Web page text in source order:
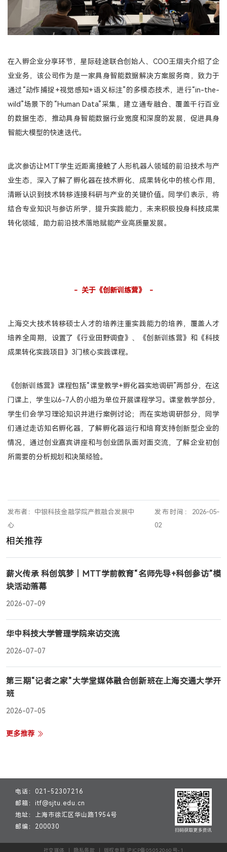
在入孵企业分享环节，星际硅途联合创始人、COO王熠夫介绍了企
业业务，该公司作为是一家具身智能数据解决方案服务商，致力于
通过“动作捕捉+视觉感知+语义标注”的多模态技术，进行“in-the-
wild”场景下的“Human Data”采集，建立通专融合、覆盖千行百业
的数据生态，推动具身智能数据行业宽度和深度的发展，促进具身
智能大模型的快速迭代。
此次参访让MTT学生近距离接触了人形机器人领域的前沿技术与产
业生态，深入了解了孵化器在技术孵化、成果转化中的核心作用，
清晰认识到技术转移连接科研与产业的关键价值。同学们表示，将
结合专业知识与参访所学，提升实践能力，未来积极投身科技成果
转化领域，助力前沿技术落地赋能产业高质量发展。
- 关于《创新训练营》 -
上海交大技术转移硕士人才的培养注重实践能力的培养，覆盖人才
培养全周期，设置了《行业田野调查》、《创新训练营》和《科技
成果转化实践项目》3门核心实践课程。
《创新训练营》课程包括“课堂教学+孵化器实地调研”两部分，在这
门课上，学生以6-7人的小组为单位开展课程学习。课堂教学部分，
学生们会学习理论知识并进行案例讨论；而在实地调研部分，同学
们通过走访知名孵化器，了解孵化器运行和培育支持创新型企业的
情况，通过创业嘉宾讲座和与创业团队面对面交流，了解企业初创
所需要的分析规划和决策经验。
发布者：中银科技金融学院产教融合发展中
心
发布时间：2026-05-
02
相关推荐
薪火传承 科创筑梦｜MTT学前教育“名师先导+科创参访”模
块活动落幕
2026-07-09
华中科技大学管理学院来访交流
2026-07-07
第三期“记者之家”大学堂媒体融合创新班在上海交通大学开
班
2026-07-05
更多推荐
电话：021-52307216
邮箱：itf@sjtu.edu.cn
地址：上海市徐汇区华山路1954号
邮编：200030
社交媒体 ｜ 隐私条款 ｜ 版权申明 沪ICP备05052060号-1